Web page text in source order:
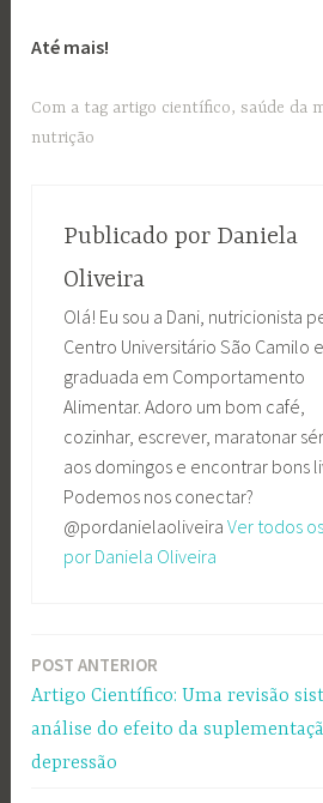
Até mais!
Com a tag artigo científico,saúde da
nutrição
Publicado por Daniela
Oliveira
Olá! Eu sou a Dani, nutricionista
Centro Universitário São Camilo
graduada em Comportamento
Alimentar. Adoro um bom café,
cozinhar, escrever, maratonar
aos domingos e encontrar bons
Podemos nos conectar?
@pordanielaoliveira Ver todos
por Daniela Oliveira
Navegação
Post
POST ANTERIOR
Artigo Científico: Uma revisão
análise do efeito da
depressão